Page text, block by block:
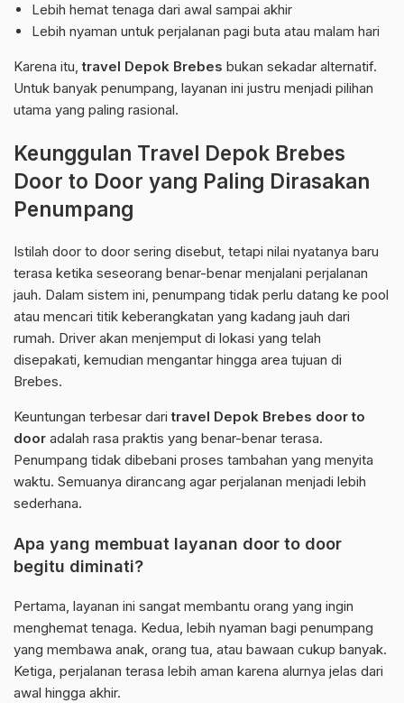
Lebih hemat tenaga dari awal sampai akhir
Lebih nyaman untuk perjalanan pagi buta atau malam hari
Karena itu,travel Depok Brebes bukan sekadar alternatif.
Untuk banyak penumpang, layanan ini justru menjadi pilihan
utama yang paling rasional.
Keunggulan Travel Depok Brebes
Door to Door yang Paling Dirasakan
Penumpang
Istilah door to door sering disebut, tetapi nilai nyatanya baru
terasa ketika seseorang benar-benar menjalani perjalanan
jauh. Dalam sistem ini, penumpang tidak perlu datang ke pool
atau mencari titik keberangkatan yang kadang jauh dari
rumah. Driver akan menjemput di lokasi yang telah
disepakati, kemudian mengantar hingga area tujuan di
Brebes.
Keuntungan terbesar daritravel Depok Brebes door to
door adalah rasa praktis yang benar-benar terasa.
Penumpang tidak dibebani proses tambahan yang menyita
waktu. Semuanya dirancang agar perjalanan menjadi lebih
sederhana.
Apa yang membuat layanan door to door
begitu diminati?
Pertama, layanan ini sangat membantu orang yang ingin
menghemat tenaga. Kedua, lebih nyaman bagi penumpang
yang membawa anak, orang tua, atau bawaan cukup banyak.
Ketiga, perjalanan terasa lebih aman karena alurnya jelas dari
awal hingga akhir.